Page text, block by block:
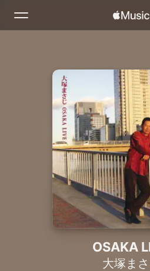
新着おすすめ
Apple Musicをイン
OSAKA
大塚ま